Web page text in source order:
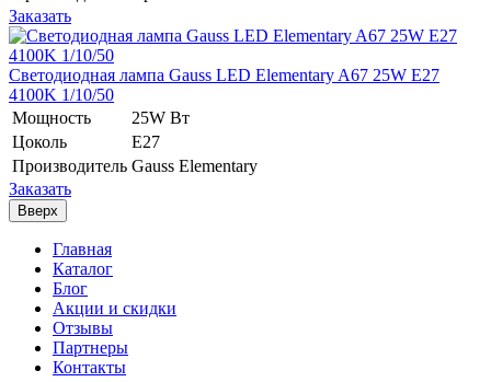
Заказать
Светодиодная лампа Gauss LED Elementary A67 25W E27
4100K 1/10/50
Мощность
25W Вт
Цоколь
E27
Производитель Gauss Elementary
Заказать
Вверх
Главная
Каталог
Блог
Акции и скидки
Отзывы
Партнеры
Контакты